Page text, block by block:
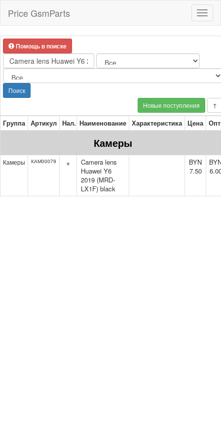
Price GsmParts
Помощь в поиске
Поиск
Новые поступления
↑
Группа Артикул Нал. Наименование Характеристика Цена
Камеры
Камеры КАМ00079 +
Camera lens
Huawei Y6
2019 (MRD-
LX1F) black
BYN
7.50